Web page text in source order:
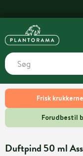
Frisk
Forudbestil
Duftpind 50 ml